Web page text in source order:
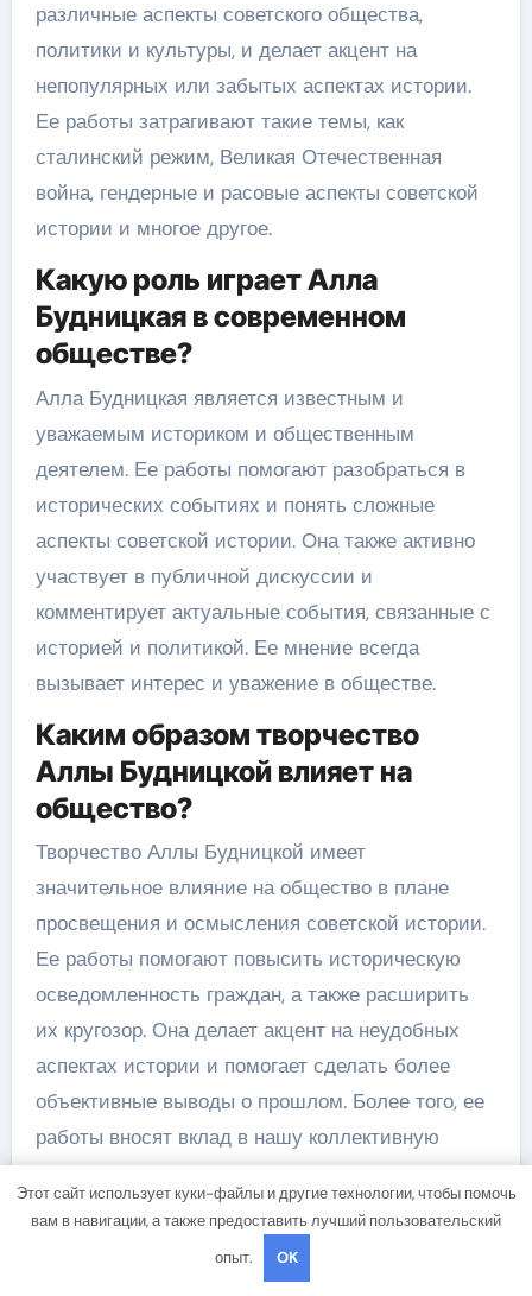
различные аспекты советского общества,
политики и культуры, и делает акцент на
непопулярных или забытых аспектах истории.
Ее работы затрагивают такие темы, как
сталинский режим, Великая Отечественная
война, гендерные и расовые аспекты советской
истории и многое другое.
Какую роль играет Алла
Будницкая в современном
обществе?
Алла Будницкая является известным и
уважаемым историком и общественным
деятелем. Ее работы помогают разобраться в
исторических событиях и понять сложные
аспекты советской истории. Она также активно
участвует в публичной дискуссии и
комментирует актуальные события, связанные с
историей и политикой. Ее мнение всегда
вызывает интерес и уважение в обществе.
Каким образом творчество
Аллы Будницкой влияет на
общество?
Творчество Аллы Будницкой имеет
значительное влияние на общество в плане
просвещения и осмысления советской истории.
Ее работы помогают повысить историческую
осведомленность граждан, а также расширить
их кругозор. Она делает акцент на неудобных
аспектах истории и помогает сделать более
объективные выводы о прошлом. Более того, ее
работы вносят вклад в нашу коллективную
память и помогают избежать повторения
ошибок прошлого.
Этот сайт использует куки-файлы и другие технологии, чтобы помочь
вам в навигации, а также предоставить лучший пользовательский
опыт.
OK